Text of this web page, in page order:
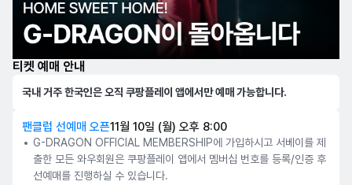
Video
티켓 예매 안내
국내 거주 한국인은 오직 쿠팡플레이 앱에서만 예매 가능합니다.
팬클럽 선예매 오픈11월 10일 (월) 오후 8:00
G-DRAGON OFFICIAL MEMBERSHIP에 가입하시고 서베이를 제
출한 모든 와우회원은 쿠팡플레이 앱에서 멤버십 번호를 등록/인증 후
선예매를 진행하실 수 있습니다.